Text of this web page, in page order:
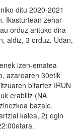
ditu 2020-2021
Ikasturtean zehar
orduz arituko dira
aldiz, 3 orduz. Udan,
izen-ematea
azaroaren 30etik
bitartez IRUN
erabiliz (NA
bazaie,
kalea, 2) egin